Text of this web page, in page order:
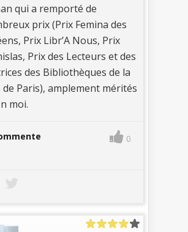
qui a remporté de
prix (Prix Femina des
Prix Libr’A Nous, Prix
Prix des Lecteurs et des
des Bibliothèques de la
de Paris), amplement mérités
moi.
0